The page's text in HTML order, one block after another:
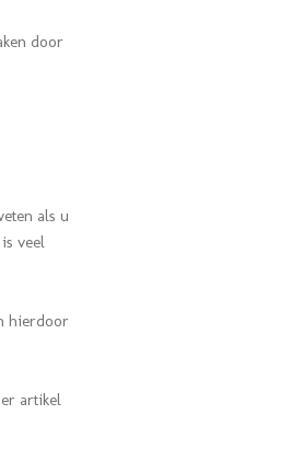
door
als u
veel
hierdoor
artikel